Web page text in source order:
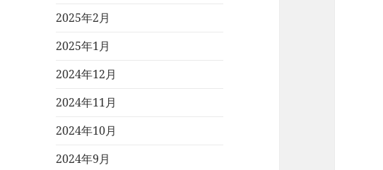
2025年2月
2025年1月
2024年12月
2024年11月
2024年10月
2024年9月